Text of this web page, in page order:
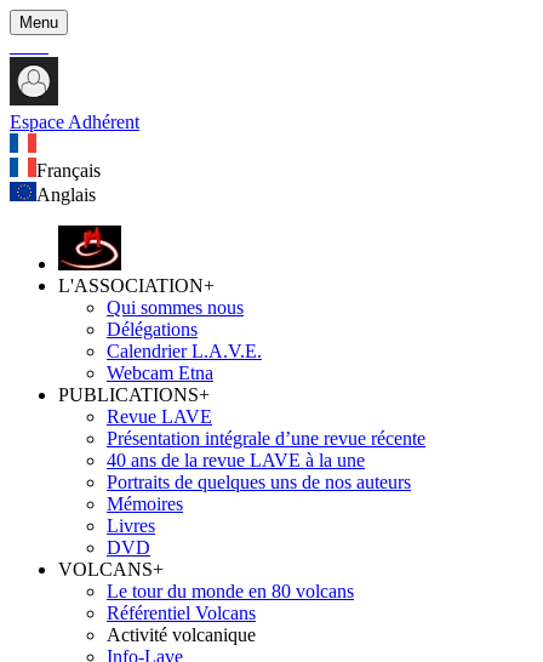
Menu
Espace Adhérent
Français
Anglais
L'ASSOCIATION+
Qui sommes nous
Délégations
Calendrier L.A.V.E.
Webcam Etna
PUBLICATIONS+
Revue LAVE
Présentation intégrale d’une revue récente
40 ans de la revue LAVE à la une
Portraits de quelques uns de nos auteurs
Mémoires
Livres
DVD
VOLCANS+
Le tour du monde en 80 volcans
Référentiel Volcans
Activité volcanique
Info-Lave